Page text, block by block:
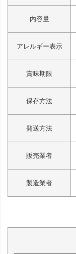
内容量
アレルギー表示
賞味期限
保存方法
発送方法
販売業者
製造業者